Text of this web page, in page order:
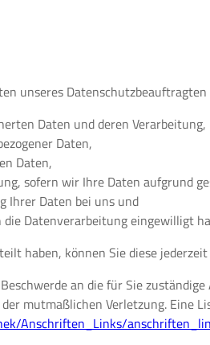
unseres
Daten und deren Verarbeitung,
Daten,
Daten,
sofern wir Ihre Daten aufgrund
Ihrer Daten bei uns und
Datenverarbeitung eingewilligt
haben, können Sie diese
an die für Sie
mutmaßlichen Verletzung.
Anschriften_Links/